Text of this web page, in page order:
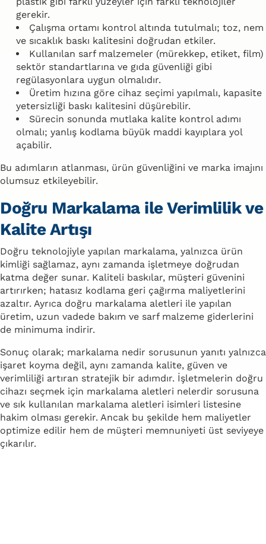
gerekir.
Çalışma ortamı kontrol altında tutulmalı; toz, nem
ve sıcaklık baskı kalitesini doğrudan etkiler.
Kullanılan sarf malzemeler (mürekkep, etiket, film)
sektör standartlarına ve gıda güvenliği gibi
regülasyonlara uygun olmalıdır.
Üretim hızına göre cihaz seçimi yapılmalı, kapasite
yetersizliği baskı kalitesini düşürebilir.
Sürecin sonunda mutlaka kalite kontrol adımı
olmalı; yanlış kodlama büyük maddi kayıplara yol
açabilir.
Bu adımların atlanması, ürün güvenliğini ve marka imajını
olumsuz etkileyebilir.
Doğru Markalama ile Verimlilik ve
Kalite Artışı
Doğru teknolojiyle yapılan markalama, yalnızca ürün
kimliği sağlamaz, aynı zamanda işletmeye doğrudan
katma değer sunar. Kaliteli baskılar, müşteri güvenini
artırırken; hatasız kodlama geri çağırma maliyetlerini
azaltır. Ayrıca doğru markalama aletleri ile yapılan
üretim, uzun vadede bakım ve sarf malzeme giderlerini
de minimuma indirir.
Sonuç olarak; markalama nedir sorusunun yanıtı yalnızca
işaret koyma değil, aynı zamanda kalite, güven ve
verimliliği artıran stratejik bir adımdır. İşletmelerin doğru
cihazı seçmek için markalama aletleri nelerdir sorusuna
ve sık kullanılan markalama aletleri isimleri listesine
hakim olması gerekir. Ancak bu şekilde hem maliyetler
optimize edilir hem de müşteri memnuniyeti üst seviyeye
çıkarılır.